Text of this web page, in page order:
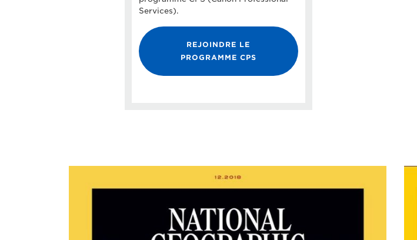
Services).
REJOINDRE LE
PROGRAMME CPS